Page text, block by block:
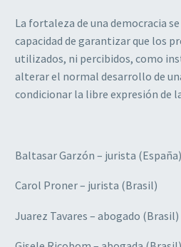
La fortaleza de una democracia
capacidad de garantizar que los
utilizados, ni percibidos, como
alterar el normal desarrollo de
condicionar la libre expresión de
Baltasar Garzón – jurista (España)
Carol Proner – jurista (Brasil)
Juarez Tavares – abogado (Brasil)